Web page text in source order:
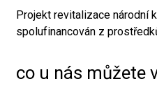
Projekt revitalizace národní
spolufinancován z
co u nás můžete